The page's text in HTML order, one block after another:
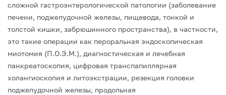
сложной гастроэнтерологической патологии (заболевание
печени, поджелудочной железы, пищевода, тонкой и
толстой кишки, забрюшинного пространства), в частности,
это такие операции как пероральная эндоскопическая
миотомия (П.О.Э.М.), диагностическая и лечебная
панкреатоскопия, цифровая транспапиллярная
холангиоскопия и литоэкстрации, резекция головки
поджелудочной железы, продольная